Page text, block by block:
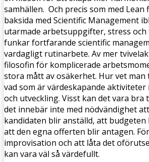
samhällen. Och precis som med Lean
baksida med Scientific Management
utarmade arbetsuppgifter, stress
funkar fortfarande scientific
vardagligt rutinarbete. Av mer
filosofin för komplicerade
stora mått av osäkerhet. Hur vet man
vad som är värdeskapande
och utveckling. Visst kan det vara bra
det innebär inte med nödvändighet
kandidaten blir anställd, att
att den egna offerten blir antagen.
improvisation och att låta det
kan vara väl så värdefullt.